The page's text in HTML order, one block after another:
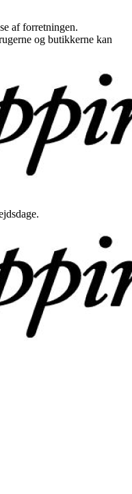
af forretningen.
og butikkerne kan